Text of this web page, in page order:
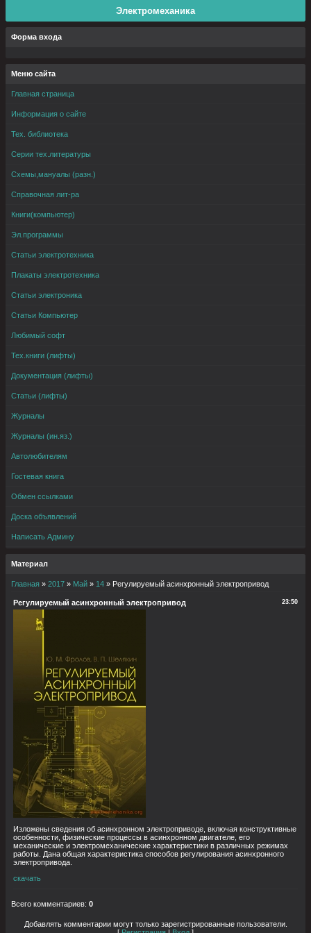
Электромеханика
Форма входа
Меню сайта
Главная страница
Информация о сайте
Тех. библиотека
Серии тех.литературы
Схемы,мануалы (разн.)
Справочная лит-ра
Книги(компьютер)
Эл.программы
Статьи электротехника
Плакаты электротехника
Статьи электроника
Статьи Компьютер
Любимый софт
Тех.книги (лифты)
Документация (лифты)
Статьи (лифты)
Журналы
Журналы (ин.яз.)
Автолюбителям
Гостевая книга
Обмен ссылками
Доска объявлений
Написать Админу
Материал
Главная » 2017 » Май » 14 » Регулируемый асинхронный электропривод
23:50
Регулируемый асинхронный электропривод
Изложены сведения об асинхронном электроприводе, включая конструктивные
особенности, физические процессы в асинхронном двигателе, его
механические и электромеханические характеристики в различных режимах
работы. Дана общая характеристика способов регулирования асинхронного
электропривода.
скачать
Всего комментариев: 0
Добавлять комментарии могут только зарегистрированные пользователи.